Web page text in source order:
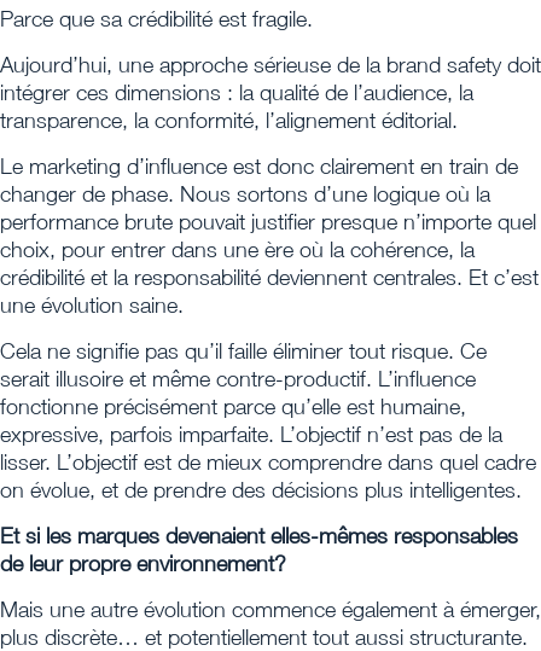
Parce que sa crédibilité est fragile.
Aujourd’hui, une approche sérieuse de la brand safety doit
intégrer ces dimensions : la qualité de l’audience, la
transparence, la conformité, l’alignement éditorial.
Le marketing d’influence est donc clairement en train de
changer de phase. Nous sortons d’une logique où la
performance brute pouvait justifier presque n’importe quel
choix, pour entrer dans une ère où la cohérence, la
crédibilité et la responsabilité deviennent centrales. Et c’est
une évolution saine.
Cela ne signifie pas qu’il faille éliminer tout risque. Ce
serait illusoire et même contre-productif. L’influence
fonctionne précisément parce qu’elle est humaine,
expressive, parfois imparfaite. L’objectif n’est pas de la
lisser. L’objectif est de mieux comprendre dans quel cadre
on évolue, et de prendre des décisions plus intelligentes.
Et si les marques devenaient elles-mêmes responsables
de leur propre environnement?
Mais une autre évolution commence également à émerger,
plus discrète… et potentiellement tout aussi structurante.